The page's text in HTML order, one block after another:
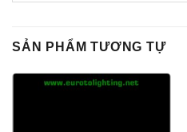
SẢN PHẨM TƯƠNG TỰ